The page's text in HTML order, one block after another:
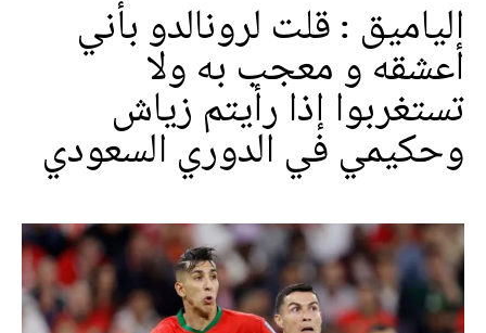
الياميق : قلت لرونالدو بأني
أعشقه و معجب به ولا
تستغربوا إذا رأيتم زياش
وحكيمي في الدوري السعودي